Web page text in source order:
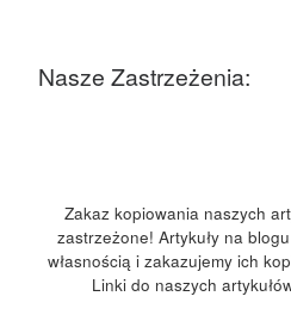
Nasze Zastrzeżenia:
Zakaz kopiowania naszych
zastrzeżone! Artykuły na
własnością i zakazujemy ich
Linki do naszych